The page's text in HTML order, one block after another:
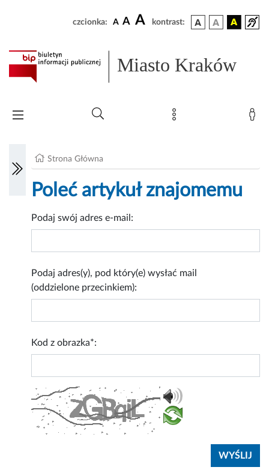
czcionka: A A A kontrast:
Miasto Kraków
Strona Główna
Poleć artykuł znajomemu
Podaj swój adres e-mail:
Podaj adres(y), pod który(e) wysłać mail
(oddzielone przecinkiem):
Kod z obrazka*: